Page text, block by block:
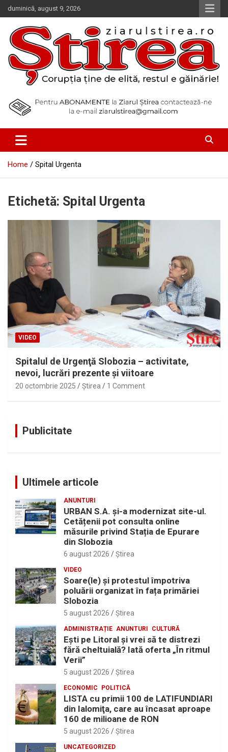
Skip
to
content
duminică, august 9, 2026
Ziarul Știrea
Home Spital Urgenta
Etichetă: Spital Urgenta
VIDEO
Spitalul de Urgenţă Slobozia – activitate,
nevoi, lucrări prezente şi viitoare
20 octombrie 2025 Ştirea 1 Comment
Publicitate
Ultimele articole
ANUNTURI
URBAN S.A. și-a modernizat site-ul.
Cetățenii pot consulta online
măsurile privind Stația de Epurare
din Slobozia
6 august 2026 Ştirea
VIDEO
Soare(le) și protestul împotriva
poluării organizat în fața primăriei
Slobozia
5 august 2026 Ştirea
ADMINISTRAȚIE ANUNTURI CULTURĂ
Eşti pe Litoral şi vrei să te distrezi
fără cheltuială? Iată oferta „În ritmul
Verii”
5 august 2026 Ştirea
ECONOMIC POLITICĂ
LISTA cu primii 100 de LATIFUNDIARI
din Ialomiţa, care au încasat aproape
160 de milioane de RON
5 august 2026 Ştirea
UNCATEGORIZED